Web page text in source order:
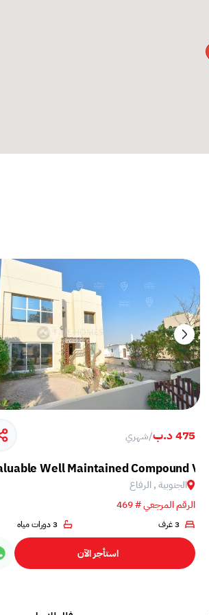
475 د.ب /شهري
Well Maintained Compound Villa
الجنوبية , الرفاع
الرقم المرجعي # 469
3 غرف 3 دورات مياه
استأجر الآن